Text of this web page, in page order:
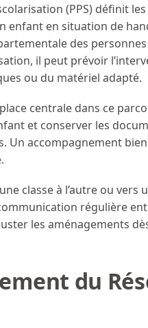
(PPS) définit
enfant en situation de
des
il peut prévoir
ou du matériel adapté.
centrale dans ce
et conserver les
Un accompagnement
classe à l’autre ou
régulière
les aménagements
du